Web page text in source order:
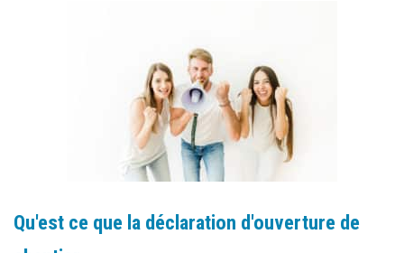
Qu'est ce que la déclaration d'ouverture de